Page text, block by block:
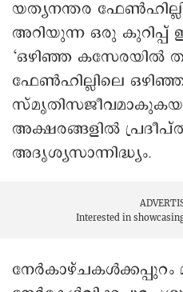
യത്യനന്തര
അറിയുന്ന ഒരു
‘ഒഴിഞ്ഞ കസേരയില്‍
ഫേണ്‍ഹില്ലിലെ
അക്ഷരങ്ങളില്‍
അദൃശ്യസാന്നിദ്ധ്യം.
Interested in
നേര്‍കാഴ്ചകള്‍ക്കപ്പുറം